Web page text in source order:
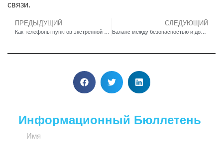
связи.
ПРЕДЫДУЩИЙ СЛЕДУЮЩИЙ
Баланс между безопасностью и доступностью с помощью современных антивандальных телефонов
Информационный Бюллетень